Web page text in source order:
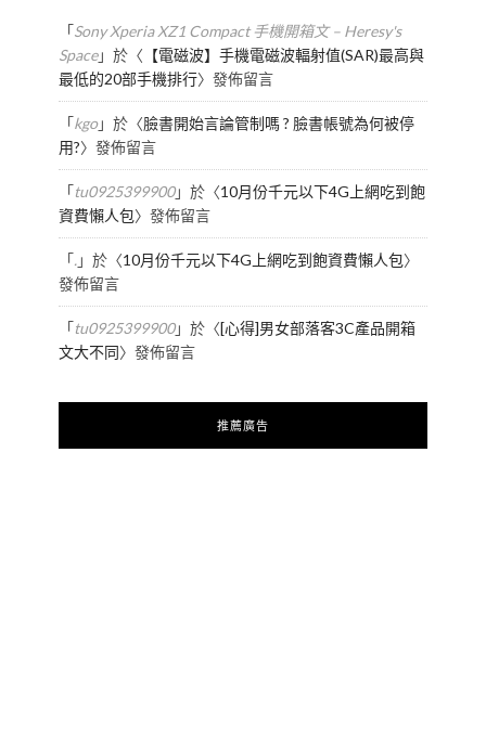
「Sony Xperia XZ1 Compact 手機開箱文 – Heresy's
Space」於〈 【電磁波】手機電磁波輻射值(SAR)最高與
最低的20部手機排行〉發佈留言
「kgo」於〈臉書開始言論管制嗎 ? 臉書帳號為何被停
用?〉發佈留言
「tu0925399900」於〈10月份千元以下4G上網吃到飽
資費懶人包〉發佈留言
「.」於〈10月份千元以下4G上網吃到飽資費懶人包〉
發佈留言
「tu0925399900」於〈[心得]男女部落客3C產品開箱
文大不同〉發佈留言
推薦廣告